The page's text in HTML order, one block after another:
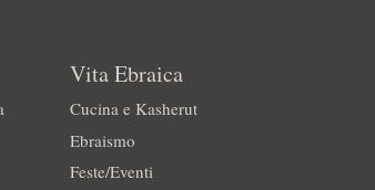
Vita Ebraica
Cucina e Kasherut
Ebraismo
Feste/Eventi